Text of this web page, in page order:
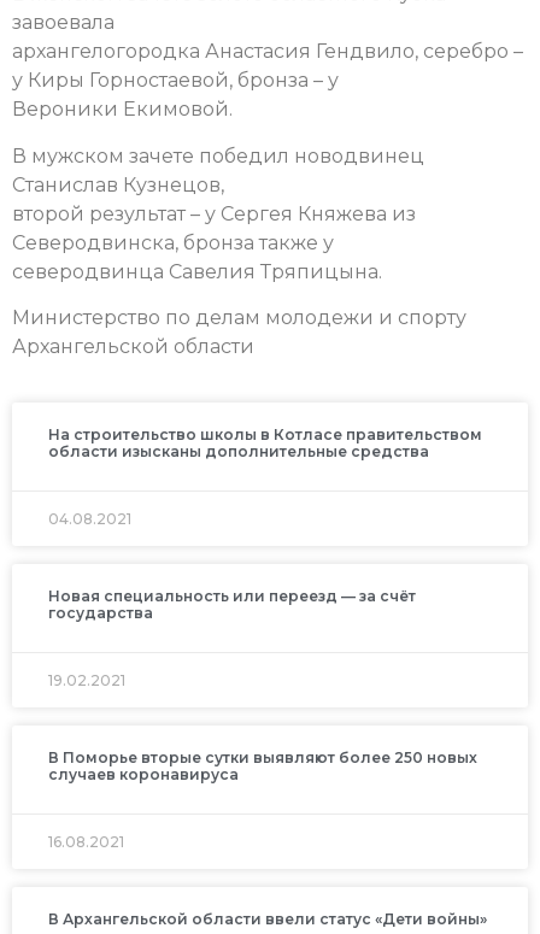
завоевала
архангелогородка Анастасия Гендвило, серебро –
у Киры Горностаевой, бронза – у
Вероники Екимовой.
В мужском зачете победил новодвинец
Станислав Кузнецов,
второй результат – у Сергея Княжева из
Северодвинска, бронза также у
северодвинца Савелия Тряпицына.
Министерство по делам молодежи и спорту
Архангельской области
На строительство школы в Котласе правительством
области изысканы дополнительные средства
04.08.2021
Новая специальность или переезд — за счёт
государства
19.02.2021
В Поморье вторые сутки выявляют более 250 новых
случаев коронавируса
16.08.2021
В Архангельской области ввели статус «Дети войны»